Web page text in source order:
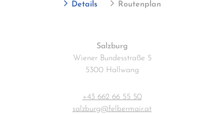
Details Routenplan
Salzburg
Wiener Bundesstraße 5
5300 Hallwang
+43 662 66 55 50
salzburg@felbermair.at